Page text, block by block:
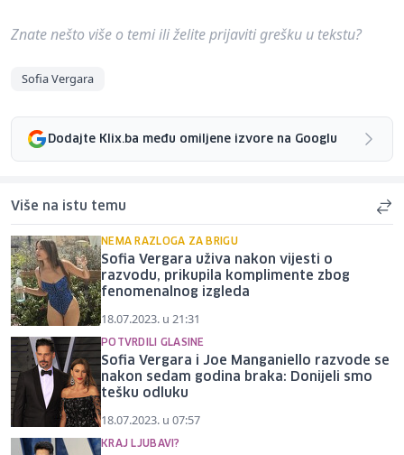
Znate nešto više o temi ili želite prijaviti grešku u tekstu?
Sofia Vergara
Dodajte Klix.ba među omiljene izvore na Googlu
Više na istu temu
NEMA RAZLOGA ZA BRIGU
Sofia Vergara uživa nakon vijesti o
razvodu, prikupila komplimente zbog
fenomenalnog izgleda
18.07.2023. u 21:31
POTVRDILI GLASINE
Sofia Vergara i Joe Manganiello razvode se
nakon sedam godina braka: Donijeli smo
tešku odluku
18.07.2023. u 07:57
KRAJ LJUBAVI?